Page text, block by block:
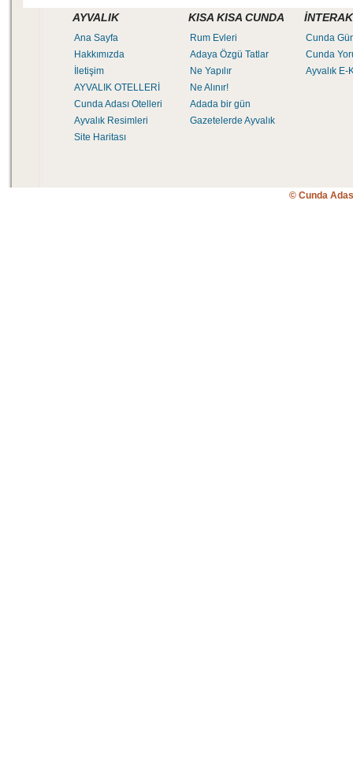
AYVALIK KISA KISA CUNDA
Ana Sayfa
Hakkımızda
İletişim
AYVALIK OTELLERİ
Cunda Adası Otelleri
Ayvalık Resimleri
Site Haritası
Rum Evleri
Adaya Özgü Tatlar
Ne Yapılır
Ne Alınır!
Adada bir gün
Gazetelerde Ayvalık
Cunda
Cunda
Ayvalık E-
© Cunda